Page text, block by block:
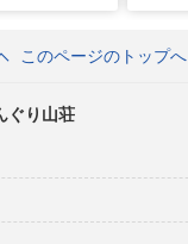
このページのトップへ
ぐり山荘